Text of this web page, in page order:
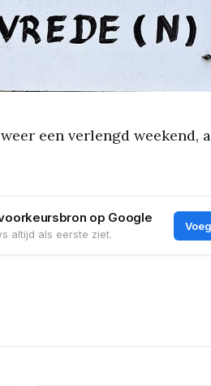
een verlengd weekend,
op Google
altijd als eerste ziet.